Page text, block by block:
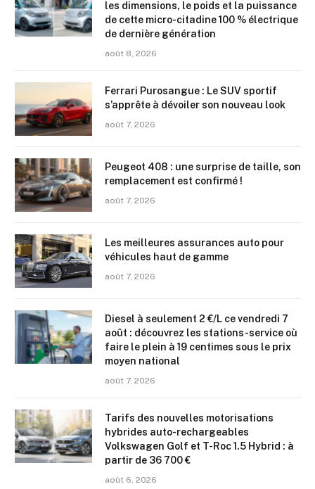
les dimensions, le poids et la puissance
de cette micro-citadine 100 % électrique
de dernière génération
août 8, 2026
Ferrari Purosangue : Le SUV sportif
s’apprête à dévoiler son nouveau look
août 7, 2026
Peugeot 408 : une surprise de taille, son
remplacement est confirmé !
août 7, 2026
Les meilleures assurances auto pour
véhicules haut de gamme
août 7, 2026
Diesel à seulement 2 €/L ce vendredi 7
août : découvrez les stations-service où
faire le plein à 19 centimes sous le prix
moyen national
août 7, 2026
Tarifs des nouvelles motorisations
hybrides auto-rechargeables
Volkswagen Golf et T-Roc 1.5 Hybrid : à
partir de 36 700 €
août 6, 2026